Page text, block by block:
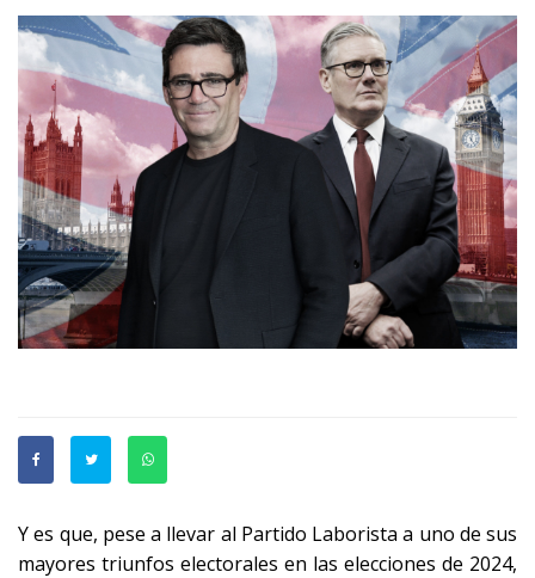
Y es que, pese a llevar al Partido Laborista a uno de sus
mayores triunfos electorales en las elecciones de 2024,